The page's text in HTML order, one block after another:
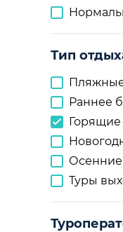
Тип
Раннее
Горящие
Осенние
Туры